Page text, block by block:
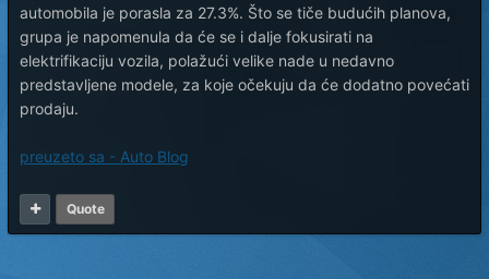
automobila je porasla za 27.3%. Što se tiče budućih planova,
grupa je napomenula da će se i dalje fokusirati na
elektrifikaciju vozila, polažući velike nade u nedavno
predstavljene modele, za koje očekuju da će dodatno povećati
prodaju.
preuzeto sa - Auto Blog
Quote